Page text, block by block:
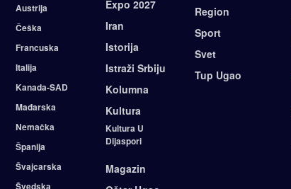
Austrija
Češka
Francuska
Italija
Kanada-SAD
Mađarska
Nemačka
Španija
Švajcarska
Švedska
Expo 2027
Iran
Istorija
Istraži Srbiju
Kolumna
Kultura
Kultura U
Dijaspori
Magazin
Region
Sport
Svet
Tup Ugao